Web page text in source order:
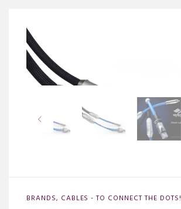
BRANDS, CABLES - TO CONNECT THE DOTS!